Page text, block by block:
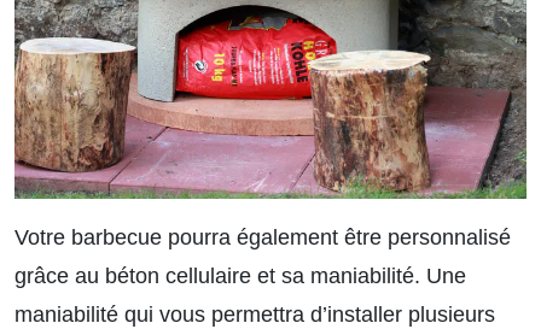
Votre barbecue pourra également être personnalisé
grâce au béton cellulaire et sa maniabilité. Une
maniabilité qui vous permettra d’installer plusieurs